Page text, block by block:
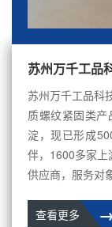
苏州万千工品
苏州万千工品科
质螺纹紧固类
淀，现已形成
伴，1600多家
供应商，服务对
→
查看更多